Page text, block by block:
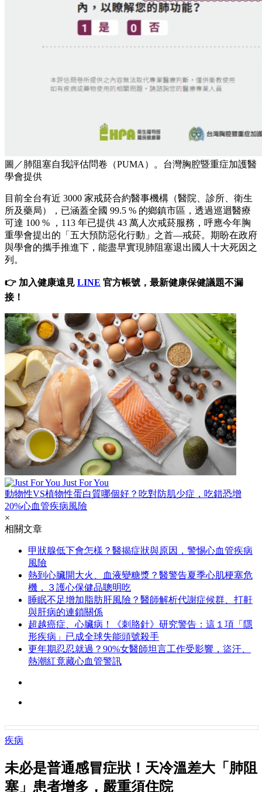
圖／肺阻塞自我評估問卷（PUMA）。台灣胸腔暨重症加護醫
學會提供
目前全台有近 3000 家戒菸合約醫事機構（醫院、診所、衛生
所及藥局），已涵蓋全國 99.5 % 的鄉鎮市區，透過巡迴醫療
可達 100 % ，113 年已提供 43 萬人次戒菸服務，呼應今年胸
重學會提出的「五大預防惡化行動」之首—戒菸。期盼在政府
與學會的攜手推進下，能盡早實現肺阻塞退出國人十大死因之
列。
👉 加入健康遠見 LINE 官方帳號，最新健康保健議題不漏
接！
Just For You
動物性VS植物性蛋白質哪個好？吃對防肌少症，吃錯恐增
20%心血管疾病風險
×
相關文章
甲狀腺低下會怎樣？醫揭症狀與原因，警惕心血管疾病
風險
熱到心臟開大火、血液變糖漿？醫警告夏季心肌梗塞危
機，３護心保健品聰明吃
睡眠不足增加脂肪肝風險？醫師解析代謝症候群、打鼾
與肝病的連鎖關係
超越癌症、心臟病！《刺胳針》研究警告：這１項「隱
形疾病」已成全球失能頭號殺手
更年期忍忍就過？90%女醫師坦言工作受影響，盜汗、
熱潮紅竟藏心血管警訊
疾病
未必是普通感冒症狀！天冷溫差大「肺阻
塞」患者增多，嚴重須住院